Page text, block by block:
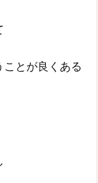
とが良くある